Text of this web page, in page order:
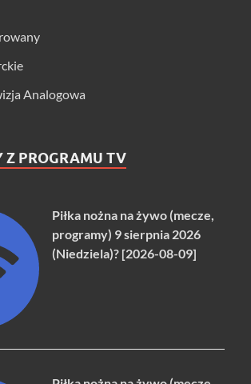
Analogowa
Z PROGRAMU TV
Piłka nożna na żywo (mecze,
programy) 9 sierpnia 2026
(Niedziela)? [2026-08-09]